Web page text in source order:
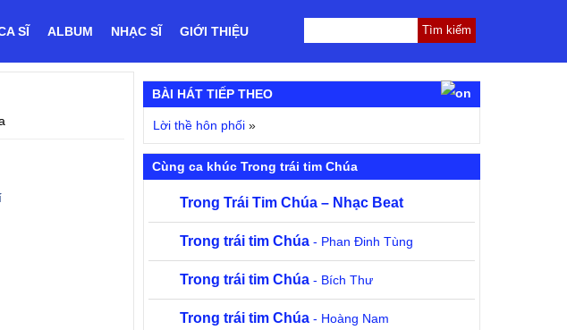
SĨ ALBUM NHẠC SĨ GIỚI THIỆU
BÀI HÁT TIẾP THEO
Lời thề hôn phối »
Cùng ca khúc Trong trái tim Chúa
Trong Trái Tim Chúa – Nhạc Beat
Trong trái tim Chúa - Phan Đinh Tùng
Trong trái tim Chúa - Bích Thư
Trong trái tim Chúa - Hoàng Nam